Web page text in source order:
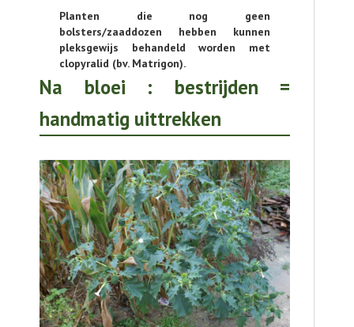
Planten die nog geen
bolsters/zaaddozen hebben kunnen
pleksgewijs behandeld worden met
clopyralid (bv. Matrigon).
Na bloei : bestrijden =
handmatig uittrekken